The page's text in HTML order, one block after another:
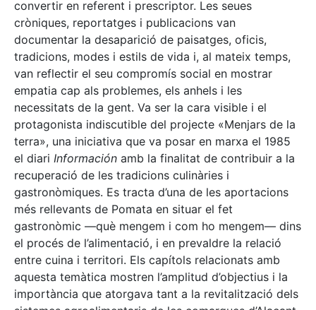
convertir en referent i prescriptor. Les seues
cròniques, reportatges i publicacions van
documentar la desaparició de paisatges, oficis,
tradicions, modes i estils de vida i, al mateix temps,
van reflectir el seu compromís social en mostrar
empatia cap als problemes, els anhels i les
necessitats de la gent. Va ser la cara visible i el
protagonista indiscutible del projecte «Menjars de la
terra», una iniciativa que va posar en marxa el 1985
el diari Información amb la finalitat de contribuir a la
recuperació de les tradicions culinàries i
gastronòmiques. Es tracta d’una de les aportacions
més rellevants de Pomata en situar el fet
gastronòmic —què mengem i com ho mengem— dins
el procés de l’alimentació, i en prevaldre la relació
entre cuina i territori. Els capítols relacionats amb
aquesta temàtica mostren l’amplitud d’objectius i la
importància que atorgava tant a la revitalització dels